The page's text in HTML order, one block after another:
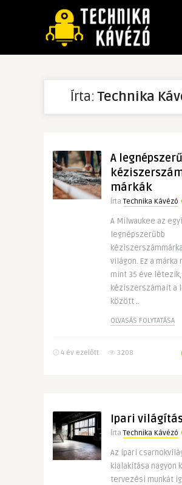
Írta:Technika
A
márkák
ÍrtaTechnika Kávézó
A Milwaukee az
legnépszerűbb
világon. Ez a márka
mint 35 éve
kéziszerszámait a
között ..
OLVASÁS FOLYTATÁSA
4 év ezelőtt 3208
Ipari világítás
ÍrtaTechnika Kávézó
Az ipari
kialakítása nagyon
tervezési munkát